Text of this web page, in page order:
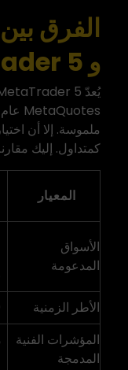
و MetaTrader 5
ملموسة. إلا أن
كمتداول. إليك
المعيار
الأسواق
المدعومة
الأطر الزمنية
المؤشرات الفنية
المدمجة